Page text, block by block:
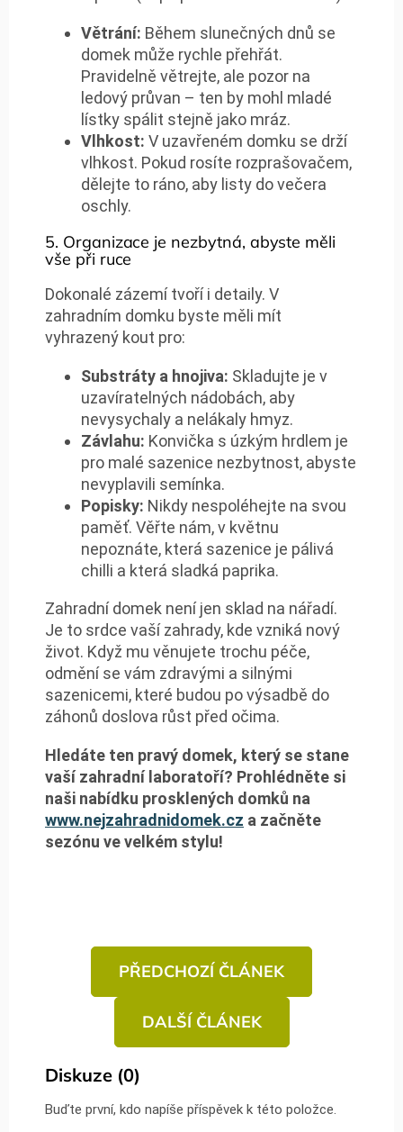
Větrání: Během slunečných dnů se
domek může rychle přehřát.
Pravidelně větrejte, ale pozor na
ledový průvan – ten by mohl mladé
lístky spálit stejně jako mráz.
Vlhkost: V uzavřeném domku se drží
vlhkost. Pokud rosíte rozprašovačem,
dělejte to ráno, aby listy do večera
oschly.
5. Organizace je nezbytná, abyste měli
vše při ruce
Dokonalé zázemí tvoří i detaily. V
zahradním domku byste měli mít
vyhrazený kout pro:
Substráty a hnojiva: Skladujte je v
uzavíratelných nádobách, aby
nevysychaly a nelákaly hmyz.
Závlahu: Konvička s úzkým hrdlem je
pro malé sazenice nezbytnost, abyste
nevyplavili semínka.
Popisky: Nikdy nespoléhejte na svou
paměť. Věřte nám, v květnu
nepoznáte, která sazenice je pálivá
chilli a která sladká paprika.
Zahradní domek není jen sklad na nářadí.
Je to srdce vaší zahrady, kde vzniká nový
život. Když mu věnujete trochu péče,
odmění se vám zdravými a silnými
sazenicemi, které budou po výsadbě do
záhonů doslova růst před očima.
Hledáte ten pravý domek, který se stane
vaší zahradní laboratoří? Prohlédněte si
naši nabídku prosklených domků na
www.nejzahradnidomek.cz a začněte
sezónu ve velkém stylu!
PŘEDCHOZÍ ČLÁNEK
DALŠÍ ČLÁNEK
Diskuze (0)
Buďte první, kdo napíše příspěvek k této položce.